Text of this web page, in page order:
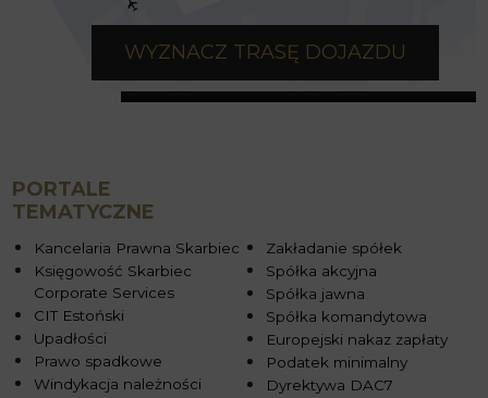
WYZNACZ TRASĘ DOJAZDU
PORTALE
TEMATYCZNE
Kancelaria Prawna Skarbiec
Księgowość Skarbiec
Corporate Services
CIT Estoński
Upadłości
Prawo spadkowe
Windykacja należności
Zakładanie spółek
Spółka akcyjna
Spółka jawna
Spółka komandytowa
Europejski nakaz zapłaty
Podatek minimalny
Dyrektywa DAC7